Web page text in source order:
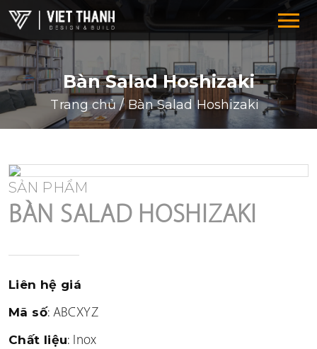
HỆ THỐNG CHUỖI
F&B-RESTAURANT-COFFEE
SUPERMARKET-SHOWROOM
DRUGSTORE-CLINIC-PHARMACTY
FASHION-SHOES-BAGS
SPA-BEAUTY-NAI-SALON
Bàn Salad Hoshizaki
Trang chủ/Bàn Salad Hoshizaki
SẢN PHẨM
BÀN SALAD HOSHIZAKI
Liên hệ giá
Mã số: ABCXYZ
Chất liệu: Inox